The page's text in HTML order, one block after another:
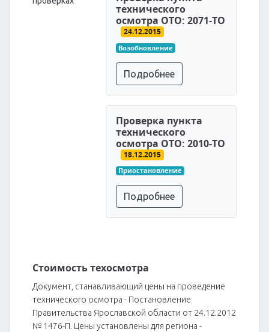
технического
осмотра ОТО: 2071-ТО
24.12.2015
Возобновление
Подробнее
Проверка пункта
технического
осмотра ОТО: 2010-ТО
18.12.2015
Приостановление
Подробнее
Стоимость техосмотра
Документ, станавливающий цены на проведение
технического осмотра - Постановление
Правительства Ярославской области от 24.12.2012
№ 1476-П. Цены установлены для региона -